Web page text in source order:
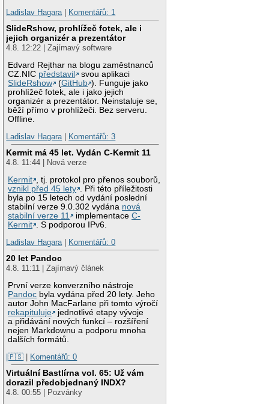
Ladislav Hagara| Komentářů: 1
SlideRshow, prohlížeč fotek, ale i
jejich organizér a prezentátor
4.8. 12:22 | Zajímavý software
Edvard Rejthar na blogu zaměstnanců
CZ.NIC představil
svou aplikaci
SlideRshow
(GitHub ). Funguje jako
prohlížeč fotek, ale i jako jejich
organizér a prezentátor. Neinstaluje se,
běží přímo v prohlížeči. Bez serveru.
Offline.
Ladislav Hagara| Komentářů: 3
Kermit má 45 let. Vydán C-Kermit 11
4.8. 11:44 | Nová verze
Kermit
, tj. protokol pro přenos souborů,
vznikl před 45 lety
. Při této příležitosti
byla po 15 letech od vydání poslední
stabilní verze 9.0.302 vydána nová
stabilní verze 11
implementaceC-
Kermit
. S podporou IPv6.
Ladislav Hagara| Komentářů: 0
20 let Pandoc
4.8. 11:11 | Zajímavý článek
První verze konverzního nástroje
Pandoc byla vydána před 20 lety. Jeho
autor John MacFarlane při tomto výročí
rekapituluje
jednotlivé etapy vývoje
a přidávání nových funkcí – rozšíření
nejen Markdownu a podporu mnoha
dalších formátů.
|🇵🇸
Komentářů: 0
Virtuální Bastlírna vol. 65: Už vám
dorazil předobjednaný INDX?
4.8. 00:55 | Pozvánky